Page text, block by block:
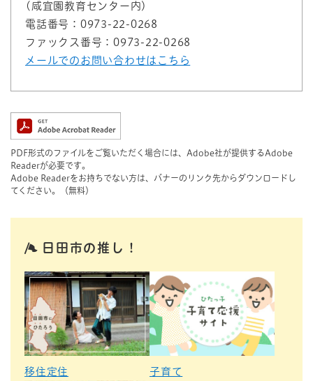
(咸宜園教育センター内)
電話番号：0973-22-0268
ファックス番号：0973-22-0268
メールでのお問い合わせはこちら
PDF形式のファイルをご覧いただく場合には、Adobe社が提供するAdobe
Readerが必要です。
Adobe Readerをお持ちでない方は、バナーのリンク先からダウンロードし
てください。（無料）
日田市の推し！
移住定住 子育て